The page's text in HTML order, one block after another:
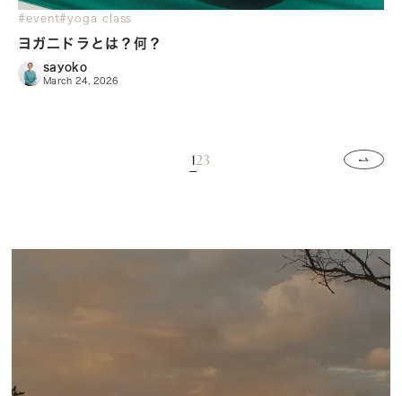
#event#yoga class
ヨガ二ドラとは？何？
sayoko
March 24, 2026
123 »